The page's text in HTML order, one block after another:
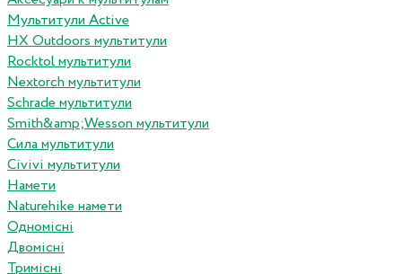
Мультитули Active
HX Outdoors мультитули
Rocktol мультитули
Nextorch мультитули
Schrade мультитули
Smith&amp;Wesson мультитули
Сила мультитули
Civivi мультитули
Намети
Naturehike намети
Одномісні
Двомісні
Тримісні